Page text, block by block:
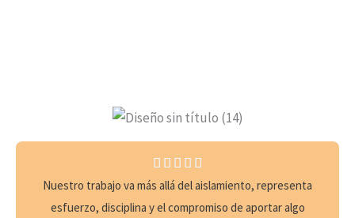
    
/
5
Nuestro trabajo va más allá del aislamiento, representa
esfuerzo, disciplina y el compromiso de aportar algo